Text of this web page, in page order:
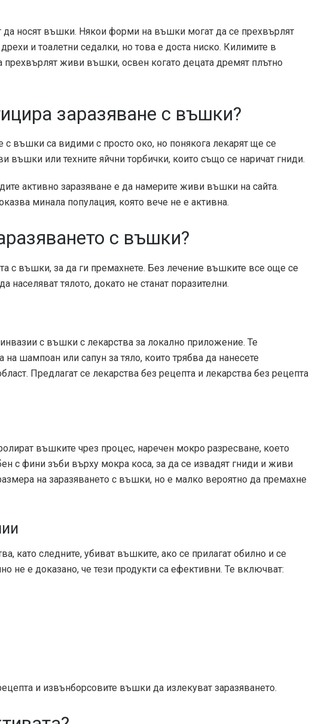
носят въшки. Някои форми на въшки могат да се прехвърлят
и тоалетни седалки, но това е доста ниско. Килимите в
прехвърлят живи въшки, освен когато децата дремят плътно
заразяване с въшки?
с въшки са видими с просто око, но понякога лекарят ще се
въшки или техните яйчни торбички, които също се наричат ​​гниди.
активно заразяване е да намерите живи въшки на сайта.
минала популация, която вече не е активна.
с въшки?
с въшки, за да ги премахнете. Без лечение въшките все още се
тялото, докато не станат поразителни.
с въшки с лекарства за локално приложение. Те
шампоан или сапун за тяло, които трябва да нанесете
Предлагат се лекарства без рецепта и лекарства без рецепта
въшките чрез процес, наречен мокро разресване, което
с фини зъби върху мокра коса, за да се извадят гниди и живи
на заразяването с въшки, но е малко вероятно да премахне
като следните, убиват въшките, ако се прилагат обилно и се
не е доказано, че тези продукти са ефективни. Те включват:
и извънборсовите въшки да излекуват заразяването.